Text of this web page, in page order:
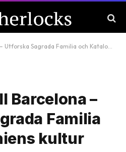
Sagrada Familia och Kataloniens kultur
Barcelona –
Familia
kultur